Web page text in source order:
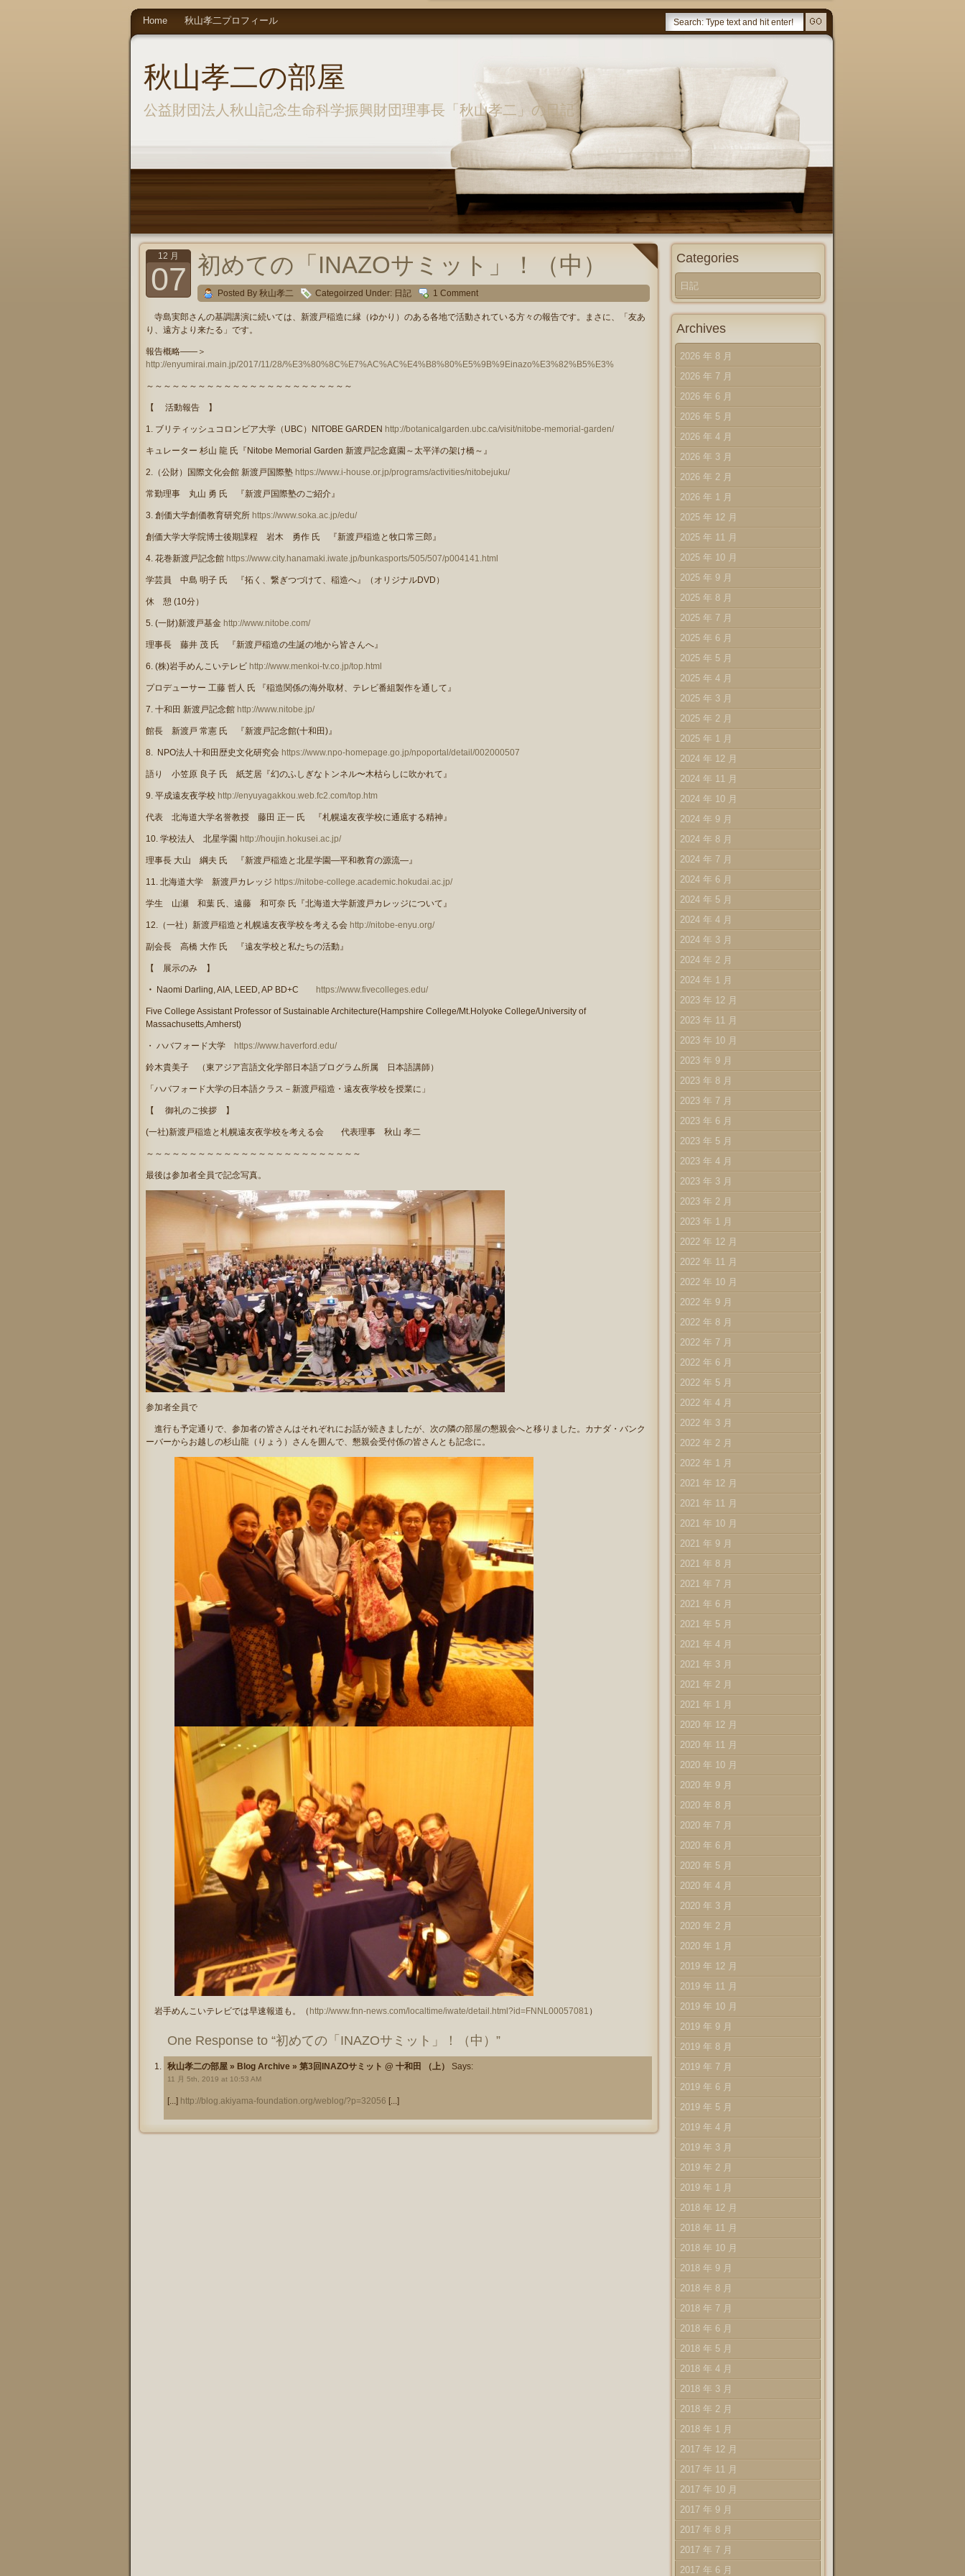
秋山孝二の部屋
公益財団法人秋山記念生命科学振興財団理事長「秋山孝二」の日記
Home 秋山孝二プロフィール
12 月
07 初めての「INAZOサミット」！（中）
Posted By 秋山孝二 Categoirzed Under: 日記 1 Comment
寺島実郎さんの基調講演に続いては、新渡戸稲造に縁（ゆかり）のある各地で活動されている方々の報告です。まさに、「友あ
り、遠方より来たる」です。
報告概略――＞
http://enyumirai.main.jp/2017/11/28/%E3%80%8C%E7%AC%AC%E4%B8%80%E5%9B%9Einazo%E3%82%B5%E3%
～～～～～～～～～～～～～～～～～～～～～～～～
【 活動報告 】
1. ブリティッシュコロンビア大学（ UBC ） NITOBE GARDEN http://botanicalgarden.ubc.ca/visit/nitobe-memorial-garden/
キュレーター 杉山 龍 氏 『 Nitobe Memorial Garden 新渡戸記念庭園～太平洋の架け橋～』
2. （公財）国際文化会館 新渡戸国際塾 https://www.i-house.or.jp/programs/activities/nitobejuku/
常勤理事 丸山 勇 氏 『新渡戸国際塾のご紹介』
3. 創価大学創価教育研究所 https://www.soka.ac.jp/edu/
創価大学大学院博士後期課程 岩木 勇作 氏 『新渡戸稲造と牧口常三郎』
4. 花巻新渡戸記念館 https://www.city.hanamaki.iwate.jp/bunkasports/505/507/p004141.html
学芸員 中島 明子 氏 『拓く、繋ぎつづけて、稲造へ』（オリジナルDVD ）
休 憩 (10分）
5. (一財)新渡戸基金 http://www.nitobe.com/
理事長 藤井 茂 氏 『新渡戸稲造の生誕の地から皆さんへ』
6. (株)岩手めんこいテレビ http://www.menkoi-tv.co.jp/top.html
プロデューサー 工藤 哲人 氏 『稲造関係の海外取材、テレビ番組製作を通して』
7. 十和田 新渡戸記念館 http://www.nitobe.jp/
館長 新渡戸 常憲 氏 『新渡戸記念館(十和田)』
8. NPO法人十和田歴史文化研究会 https://www.npo-homepage.go.jp/npoportal/detail/002000507
語り 小笠原 良子 氏 紙芝居『幻のふしぎなトンネル〜木枯らしに吹かれて』
9. 平成遠友夜学校 http://enyuyagakkou.web.fc2.com/top.htm
代表 北海道大学名誉教授 藤田 正一 氏 『札幌遠友夜学校に通底する精神』
10. 学校法人 北星学園 http://houjin.hokusei.ac.jp/
理事長 大山 綱夫 氏 『新渡戸稲造と北星学園—平和教育の源流—』
11. 北海道大学 新渡戸カレッジ https://nitobe-college.academic.hokudai.ac.jp/
学生 山瀬 和葉 氏、遠藤 和可奈 氏『北海道大学新渡戸カレッジについて』
12. （一社）新渡戸稲造と札幌遠友夜学校を考える会 http://nitobe-enyu.org/
副会長 高橋 大作 氏 『遠友学校と私たちの活動』
【 展示のみ 】
・ Naomi Darling,AIA, LEED, AP BD+C https://www.fivecolleges.edu/
Five College Assistant Professor of Sustainable Architecture(Hampshire College/Mt.Holyoke College/University of
Massachusetts,Amherst)
・ ハバフォード大学 https://www.haverford.edu/
鈴木貴美子 （東アジア言語文化学部日本語プログラム所属 日本語講師）
「ハバフォード大学の日本語クラス－新渡戸稲造・遠友夜学校を授業に」
【 御礼のご挨拶 】
(一社)新渡戸稲造と札幌遠友夜学校を考える会 代表理事 秋山 孝二
～～～～～～～～～～～～～～～～～～～～～～～～～
最後は参加者全員で記念写真。
参加者全員で
進行も予定通りで、参加者の皆さんはそれぞれにお話が続きましたが、次の隣の部屋の懇親会へと移りました。カナダ・バンク
ーバーからお越しの杉山龍（りょう）さんを囲んで、懇親会受付係の皆さんとも記念に。
岩手めんこいテレビでは早速報道も。（ http://www.fnn-news.com/localtime/iwate/detail.html?id=FNNL00057081 ）
One Response to “初めての「INAZOサミット」！（中）”
秋山孝二の部屋 » Blog Archive » 第3回INAZOサミット @ 十和田 （上） Says:
11 月 5th, 2019 at 10:53 AM
[...] http://blog.akiyama-foundation.org/weblog/?p=32056 [...]
Categories
日記
Archives
2026 年 8 月
2026 年 7 月
2026 年 6 月
2026 年 5 月
2026 年 4 月
2026 年 3 月
2026 年 2 月
2026 年 1 月
2025 年 12 月
2025 年 11 月
2025 年 10 月
2025 年 9 月
2025 年 8 月
2025 年 7 月
2025 年 6 月
2025 年 5 月
2025 年 4 月
2025 年 3 月
2025 年 2 月
2025 年 1 月
2024 年 12 月
2024 年 11 月
2024 年 10 月
2024 年 9 月
2024 年 8 月
2024 年 7 月
2024 年 6 月
2024 年 5 月
2024 年 4 月
2024 年 3 月
2024 年 2 月
2024 年 1 月
2023 年 12 月
2023 年 11 月
2023 年 10 月
2023 年 9 月
2023 年 8 月
2023 年 7 月
2023 年 6 月
2023 年 5 月
2023 年 4 月
2023 年 3 月
2023 年 2 月
2023 年 1 月
2022 年 12 月
2022 年 11 月
2022 年 10 月
2022 年 9 月
2022 年 8 月
2022 年 7 月
2022 年 6 月
2022 年 5 月
2022 年 4 月
2022 年 3 月
2022 年 2 月
2022 年 1 月
2021 年 12 月
2021 年 11 月
2021 年 10 月
2021 年 9 月
2021 年 8 月
2021 年 7 月
2021 年 6 月
2021 年 5 月
2021 年 4 月
2021 年 3 月
2021 年 2 月
2021 年 1 月
2020 年 12 月
2020 年 11 月
2020 年 10 月
2020 年 9 月
2020 年 8 月
2020 年 7 月
2020 年 6 月
2020 年 5 月
2020 年 4 月
2020 年 3 月
2020 年 2 月
2020 年 1 月
2019 年 12 月
2019 年 11 月
2019 年 10 月
2019 年 9 月
2019 年 8 月
2019 年 7 月
2019 年 6 月
2019 年 5 月
2019 年 4 月
2019 年 3 月
2019 年 2 月
2019 年 1 月
2018 年 12 月
2018 年 11 月
2018 年 10 月
2018 年 9 月
2018 年 8 月
2018 年 7 月
2018 年 6 月
2018 年 5 月
2018 年 4 月
2018 年 3 月
2018 年 2 月
2018 年 1 月
2017 年 12 月
2017 年 11 月
2017 年 10 月
2017 年 9 月
2017 年 8 月
2017 年 7 月
2017 年 6 月